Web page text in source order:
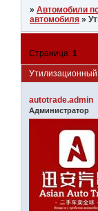
»Автомобили
автомобиля »
Страница:1
autotrade.admin
Администратор